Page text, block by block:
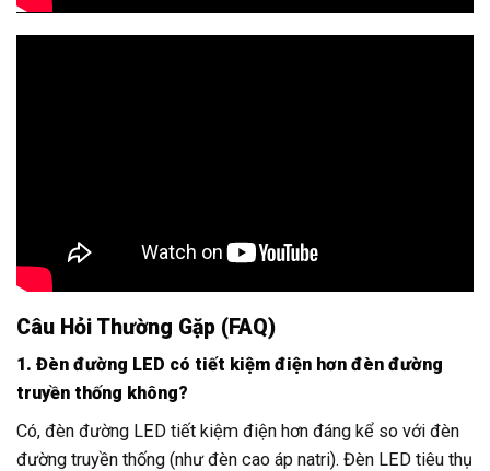
Câu Hỏi Thường Gặp (FAQ)
1. Đèn đường LED có tiết kiệm điện hơn đèn đường
truyền thống không?
Có, đèn đường LED tiết kiệm điện hơn đáng kể so với đèn
đường truyền thống (như đèn cao áp natri). Đèn LED tiêu thụ